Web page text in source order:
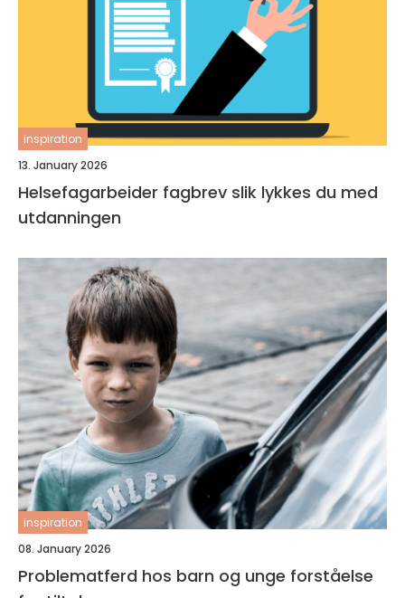
inspiration
13. January 2026
Helsefagarbeider fagbrev slik lykkes du med
utdanningen
inspiration
08. January 2026
Problematferd hos barn og unge forståelse